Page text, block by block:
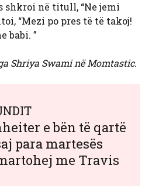
shkroi në titull, “Ne jemi
“Mezi po pres të të takoj!
babi. ”
Shriya Swami në Momtastic.
e bën të qartë
para martesës
me Travis